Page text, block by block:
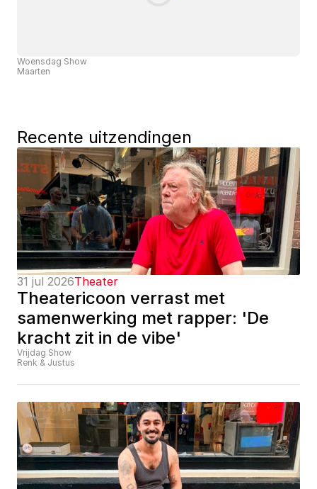
Woensdag Show
Maarten
Recente uitzendingen
31 jul 2026Theater
Theatericoon verrast met
samenwerking met rapper: 'De
kracht zit in de vibe'
Vrijdag Show
Renk & Justus